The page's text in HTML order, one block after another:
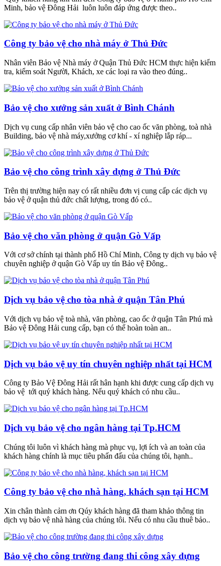
Minh, bảo vệ Đông Hải luôn luôn đáp ứng được theo..
Công ty bảo vệ cho nhà máy ở Thủ Đức
Nhân viên Bảo vệ Nhà máy ở Quận Thủ Đức HCM thực hiện kiểm
tra, kiểm soát Người, Khách, xe các loại ra vào theo đúng..
Bảo vệ cho xưởng sản xuất ở Bình Chánh
Dịch vụ cung cấp nhân viên bảo vệ cho cao ốc văn phòng, toà nhà
Building, bảo vệ nhà máy,xưởng cơ khí - xí nghiệp lắp ráp...
Bảo vệ cho công trình xây dựng ở Thủ Đức
Trên thị trường hiện nay có rất nhiều đơn vị cung cấp các dịch vụ
bảo vệ ở quận thủ đức chất lượng, trong đó có..
Bảo vệ cho văn phòng ở quận Gò Vấp
Với cơ sở chính tại thành phố Hồ Chí Minh, Công ty dịch vụ bảo vệ
chuyên nghiệp ở quận Gò Vấp uy tín Bảo vệ Đông..
Dịch vụ bảo vệ cho tòa nhà ở quận Tân Phú
Với dịch vụ bảo vệ toà nhà, văn phòng, cao ốc ở quận Tân Phú mà
Bảo vệ Đông Hải cung cấp, bạn có thể hoàn toàn an..
Dịch vụ bảo vệ uy tín chuyên nghiệp nhất tại HCM
Công ty Bảo Vệ Đông Hải rất hân hạnh khi được cung cấp dịch vụ
bảo vệ tới quý khách hàng. Nếu quý khách có nhu cầu..
Dịch vụ bảo vệ cho ngân hàng tại Tp.HCM
Chúng tôi luôn vì khách hàng mà phục vụ, lợi ích và an toàn của
khách hàng chính là mục tiêu phấn đấu của chúng tôi, hạnh..
Công ty bảo vệ cho nhà hàng, khách sạn tại HCM
Xin chân thành cảm ơn Qúy khách hàng đã tham khảo thông tin
dịch vụ bảo vệ nhà hàng của chúng tôi. Nếu có nhu cầu thuê bảo..
Bảo vệ cho công trường đang thi công xây dựng